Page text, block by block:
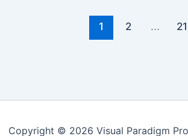
1 2 ... 21
Copyright © 2026 Visual Paradigm